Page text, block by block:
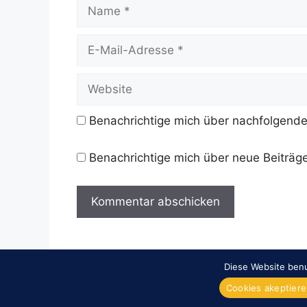
Name
Website
Benachrichtige mich über
Benachrichtige mich über neue
Diese Website
Cookies